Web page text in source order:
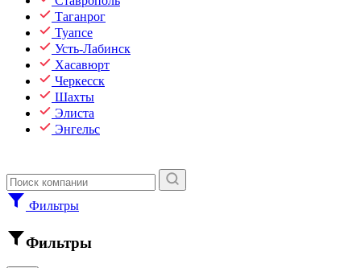
Таганрог
Туапсе
Усть-Лабинск
Хасавюрт
Черкесск
Шахты
Элиста
Энгельс
Фильтры
Фильтры